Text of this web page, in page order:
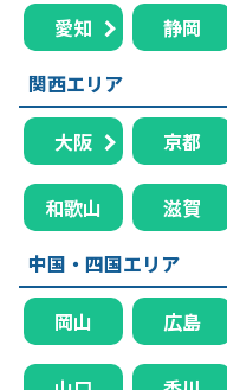
愛知 静岡
関西エリア
大阪 京都
和歌山
滋賀
中国・四国エリア
岡山 広島